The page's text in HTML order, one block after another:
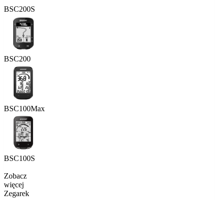
BSC200S
BSC200
BSC100Max
BSC100S
Zobacz
więcej
Zegarek